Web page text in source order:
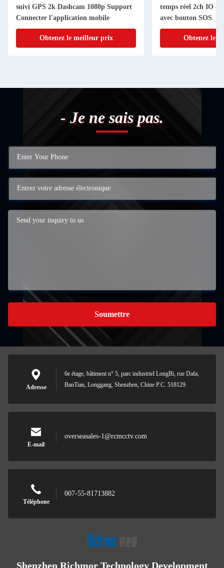
suivi GPS 2k Dashcam 1080p Support
Connecter l'application mobile
Obtenez le meilleur prix
temps réel 2ch IO
avec bouton SOS
Obtenez le
- Je ne sais pas.
Soumettre
Adresse
6e étage, bâtiment n° 5, parc industriel LongBi, rue Dafa,
BanTian, Longgang, Shenzhen, Chine P.C. 518129
E-mail
overseasales-1@rcmcctv.com
Téléphone
007-55-81713882
Shenzhen Richmor Technology Development